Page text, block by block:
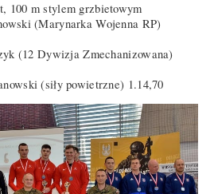
100 m stylem grzbietowym
(Marynarka Wojenna RP)
(12 Dywizja Zmechanizowana)
(siły powietrzne) 1.14,70